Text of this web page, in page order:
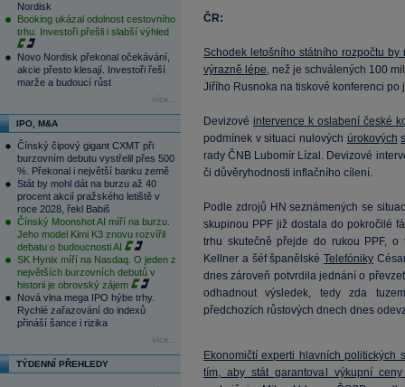
Nordisk
Booking ukázal odolnost cestovního
trhu. Investoři přešli i slabší výhled
Novo Nordisk překonal očekávání,
akcie přesto klesají. Investoři řeší
marže a budoucí růst
více...
IPO, M&A
Čínský čipový gigant CXMT při
burzovním debutu vystřelil přes 500
%. Překonal i největší banku země
Stát by mohl dát na burzu až 40
procent akcií pražského letiště v
roce 2028, řekl Babiš
Čínský Moonshot AI míří na burzu.
Jeho model Kimi K3 znovu rozvířil
debatu o budoucnosti AI
SK Hynix míří na Nasdaq. O jeden z
největších burzovních debutů v
historii je obrovský zájem
Nová vlna mega IPO hýbe trhy.
Rychlé zařazování do indexů
přináší šance i rizika
více...
TÝDENNÍ PŘEHLEDY
ČR:
Schodek letošního státního rozpočtu
výrazně lépe, než je schválených 100
Jiřího Rusnoka na tiskové konferenci po
Devizové intervence k oslabení české
podmínek v situaci nulových úrokových
rady ČNB Lubomír Lízal. Devizové
či důvěryhodnosti inflačního cílení.
Podle zdrojů HN seznámených se
skupinou PPF již dostala do pokročilé
trhu skutečně přejde do rukou PPF,
Kellner a šéf španělskéTelefóniky
dnes zároveň potvrdila jednání o
odhadnout výsledek, tedy zda
předchozích růstových dnech dnes
Ekonomičtí experti hlavních politických
tím, aby stát garantoval výkupní ceny